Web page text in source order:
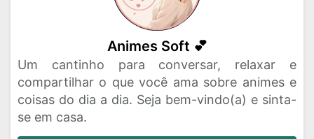
Animes Soft 💕
Um cantinho para conversar, relaxar e
compartilhar o que você ama sobre animes e
coisas do dia a dia. Seja bem-vindo(a) e sinta-
se em casa.